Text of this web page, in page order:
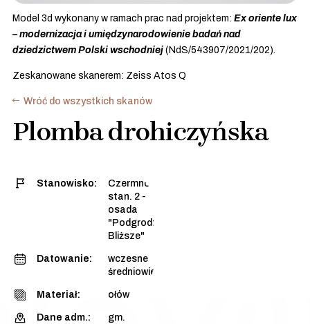
Model 3d wykonany w ramach prac nad projektem: Ex oriente lux
– modernizacja i umiędzynarodowienie badań nad
dziedzictwem Polski wschodniej (NdS/543907/2021/202).
Zeskanowane skanerem: Zeiss Atos Q
Wróć do wszystkich skanów
Plomba drohiczyńska
Stanowisko:
Czermno,
stan. 2 -
osada
"Podgrodzie
Bliższe"
Datowanie:
wczesne
średniowiecze
Materiał: ołów
Dane adm.:
gm.